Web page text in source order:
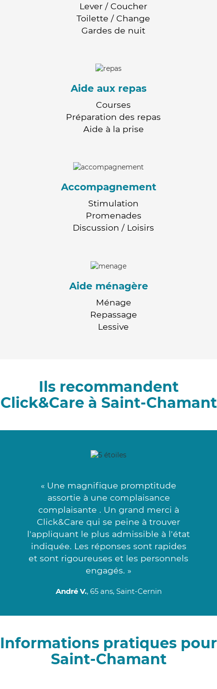
Lever / Coucher
Toilette / Change
Gardes de nuit
Aide aux repas
Courses
Préparation des repas
Aide à la prise
Accompagnement
Stimulation
Promenades
Discussion / Loisirs
Aide ménagère
Ménage
Repassage
Lessive
Ils recommandent
Click&Care à Saint-Chamant
« Une magnifique promptitude
assortie à une complaisance
complaisante . Un grand merci à
Click&Care qui se peine à trouver
l'appliquant le plus admissible à l'état
indiquée. Les réponses sont rapides
et sont rigoureuses et les personnels
engagés. »
André V., 65 ans, Saint-Cernin
Informations pratiques pour
Saint-Chamant